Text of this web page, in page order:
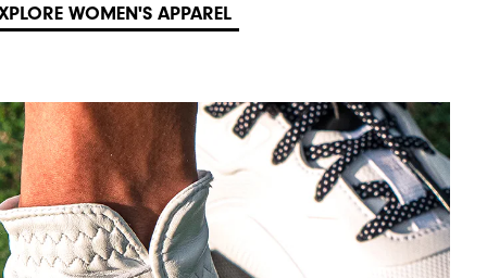
WOMEN'S APPAREL